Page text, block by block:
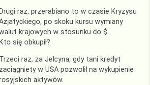
Drugi raz, przerabiano to w czasie Kryzysu
po skoku kursu wymiany
krajowych w stosunku do $.
Kto się obkupił?
Trzeci raz, za Jelcyna, gdy tani kredyt
zaciągniety w USA pozwolił na wykupienie
aktywów.